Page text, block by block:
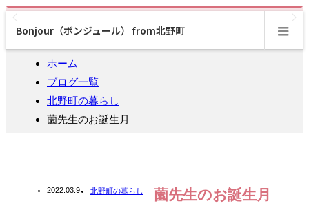
Bonjour（ボンジュール） from北野町
ホーム
ブログ一覧
北野町の暮らし
薗先生のお誕生月
2022.03.9 北野町の暮らし 薗先生のお誕生月